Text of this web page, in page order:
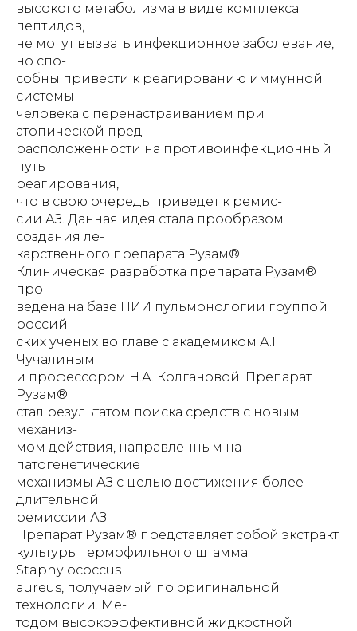
высокого метаболизма в виде комплекса
пептидов,
не могут вызвать инфекционное заболевание,
но спо-
собны привести к реагированию иммунной
системы
человека с перенастраиванием при
атопической пред-
расположенности на противоинфекционный
путь
реагирования,
что в свою очередь приведет к ремис-
сии АЗ. Данная идея стала прообразом
создания ле-
карственного препарата Рузам®.
Клиническая разработка препарата Рузам®
про-
ведена на базе НИИ пульмонологии группой
россий-
ских ученых во главе с академиком А.Г.
Чучалиным
и профессором Н.А. Колгановой. Препарат
Рузам®
стал результатом поиска средств с новым
механиз-
мом действия, направленным на
патогенетические
механизмы АЗ с целью достижения более
длительной
ремиссии АЗ.
Препарат Рузам® представляет собой экстракт
культуры термофильного штамма
Staphylococcus
aureus, получаемый по оригинальной
технологии. Ме-
тодом высокоэффективной жидкостной